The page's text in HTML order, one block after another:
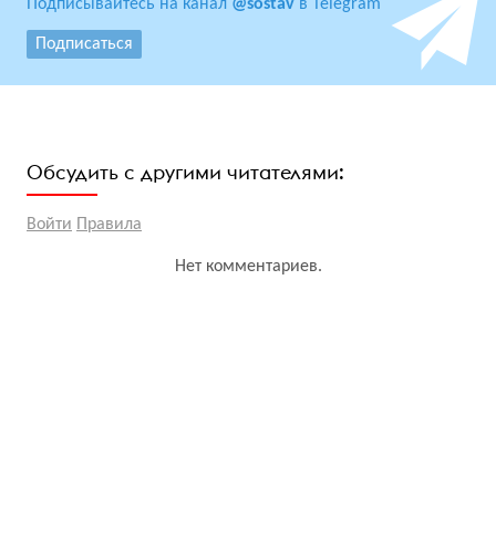
Подписывайтесь на канал @sostav в Telegram
Подписаться
Обсудить с другими читателями:
Войти Правила
Нет комментариев.